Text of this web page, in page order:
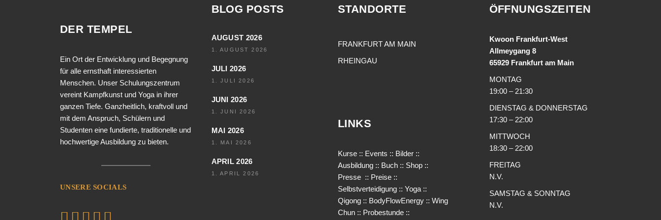
DER TEMPEL
Ein Ort der Entwicklung und Begegnung
für alle ernsthaft interessierten
Menschen. Unser Schulungszentrum
vereint Kampfkunst und Yoga in ihrer
ganzen Tiefe. Ganzheitlich, kraftvoll und
mit dem Anspruch, Schülern und
Studenten eine fundierte, traditionelle und
hochwertige Ausbildung zu bieten.
UNSERE SOCIALS
BLOG POSTS
AUGUST 2026
1. AUGUST 2026
JULI 2026
1. JULI 2026
JUNI 2026
1. JUNI 2026
MAI 2026
1. MAI 2026
APRIL 2026
1. APRIL 2026
STANDORTE
FRANKFURT AM MAIN
RHEINGAU
LINKS
Kurse :: Events :: Bilder ::
Ausbildung :: Buch :: Shop ::
Presse :: Preise ::
Selbstverteidigung :: Yoga ::
Qigong :: BodyFlowEnergy :: Wing
Chun :: Probestunde ::
ÖFFNUNGSZEITEN
Kwoon Frankfurt-West
Allmeygang 8
65929 Frankfurt am Main
MONTAG
19:00 – 21:30
DIENSTAG & DONNERSTAG
17:30 – 22:00
MITTWOCH
18:30 – 22:00
FREITAG
N.V.
SAMSTAG & SONNTAG
N.V.